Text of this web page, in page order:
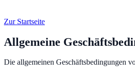
Zur Startseite
Allgemeine
Die allgemeinen Geschäftsbedingungen